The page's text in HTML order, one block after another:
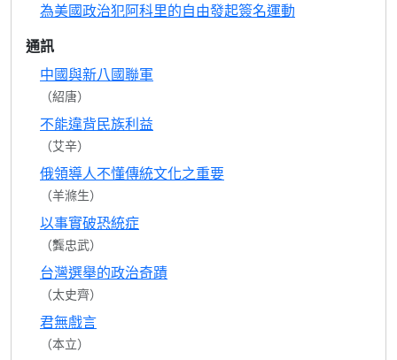
為美國政治犯阿科里的自由發起簽名運動
通訊
中國與新八國聯軍
（紹唐）
不能違背民族利益
（艾辛）
俄領導人不懂傳統文化之重要
（羊滌生）
以事實破恐統症
（龔忠武）
台灣選舉的政治奇蹟
（太史齊）
君無戲言
（本立）